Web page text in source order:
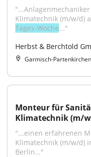
Klimatechnik (m/w/d)
Tages-Woche..."
Herbst & Berchtold
Garmisch-Partenkirchen
Monteur für
Klimatechnik (m/
"...einen erfahrenen
Klimatechnik (m/w/d)
Berlin..."